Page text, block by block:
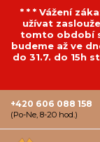
* * * Vážení
užívat
tomto období
budeme až ve
do 31.7. do 15h
+420 606 088 158
(Po-Ne, 8-20 hod.)